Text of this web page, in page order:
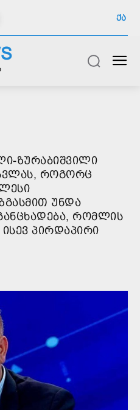
ᲥᲐ
ᲖᲣᲠᲐᲑᲘᲨᲕᲘᲚᲘ
ᲠᲝᲒᲝᲠᲪ
ᲣᲜᲓᲐ
ᲠᲝᲛᲚᲘᲡ
ᲞᲘᲠᲓᲐᲞᲘᲠᲘ